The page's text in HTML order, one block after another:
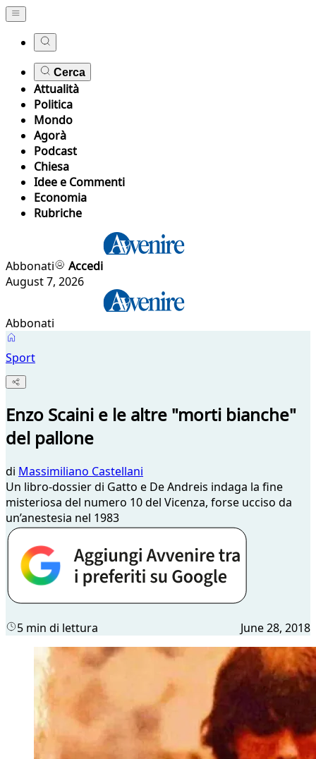
Cerca
Attualità
Politica
Mondo
Agorà
Podcast
Chiesa
Idee e Commenti
Economia
Rubriche
Abbonati
Accedi
August 7, 2026
Abbonati
Sport
Enzo Scaini e le altre "morti bianche"
del pallone
di Massimiliano Castellani
Un libro-dossier di Gatto e De Andreis indaga la fine
misteriosa del numero 10 del Vicenza, forse ucciso da
un’anestesia nel 1983
5 min di lettura June 28, 2018